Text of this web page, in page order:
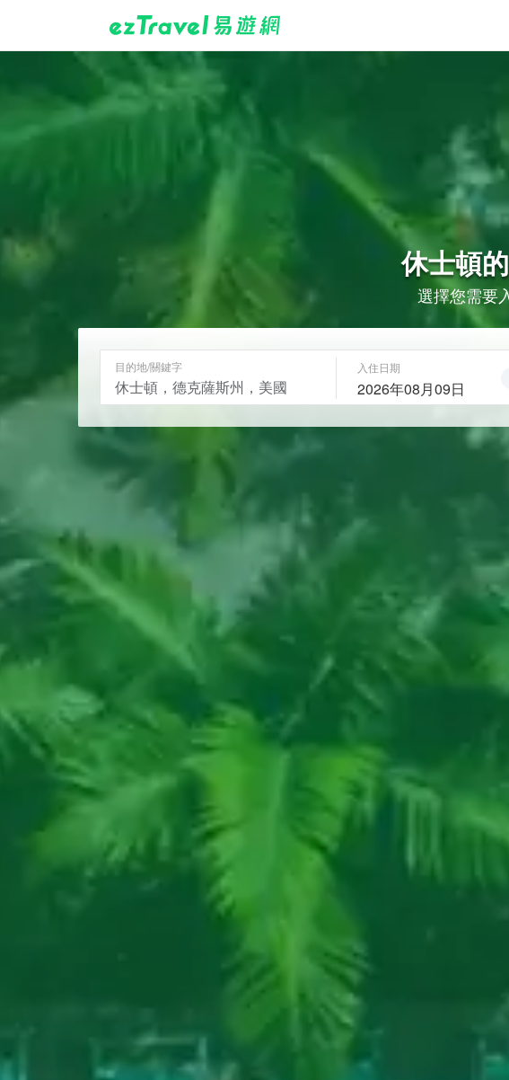
休士頓的
選擇您需要
目的地/關鍵字 入住日期
2026年08月09日